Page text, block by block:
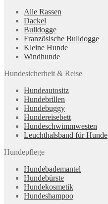
Alle Rassen
Dackel
Bulldogge
Französische Bulldogge
Kleine Hunde
Windhunde
Hundesicherheit & Reise
Hundeautositz
Hundebrillen
Hundebuggy
Hundereisebett
Hundeschwimmwesten
Leuchthalsband für Hunde
Hundepflege
Hundebademantel
Hundebürste
Hundekosmetik
Hundeshampoo